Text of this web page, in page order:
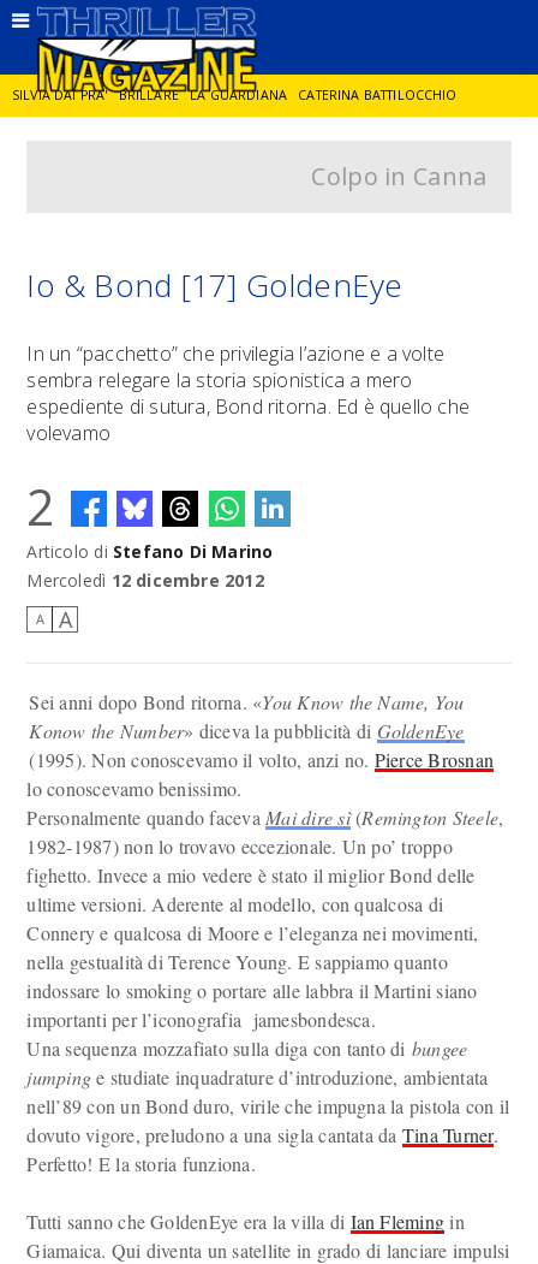
SILVIA DAI PRA' BRILLARE LA GUARDIANA CATERINA BATTILOCCHIO
GIANCARLO DE CATALDO
Colpo in Canna
Io & Bond [17] GoldenEye
In un “pacchetto” che privilegia l’azione e a volte
sembra relegare la storia spionistica a mero
espediente di sutura, Bond ritorna. Ed è quello che
volevamo
2
Articolo di Stefano Di Marino
Mercoledì 12 dicembre 2012
A A
Sei anni dopo Bond ritorna. «You Know the Name, You
Konow the Number» diceva la pubblicità di GoldenEye
(1995). Non conoscevamo il volto, anzi no. Pierce Brosnan
lo conoscevamo benissimo.
Personalmente quando faceva Mai dire sì(Remington Steele,
1982-1987) non lo trovavo eccezionale. Un po’ troppo
fighetto. Invece a mio vedere è stato il miglior Bond delle
ultime versioni. Aderente al modello, con qualcosa di
Connery e qualcosa di Moore e l’eleganza nei movimenti,
nella gestualità di Terence Young. E sappiamo quanto
indossare lo smoking o portare alle labbra il Martini siano
importanti per l’iconografia jamesbondesca.
Una sequenza mozzafiato sulla diga con tanto di bungee
jumpinge studiate inquadrature d’introduzione, ambientata
nell’89 con un Bond duro, virile che impugna la pistola con il
dovuto vigore, preludono a una sigla cantata da Tina Turner.
Perfetto! E la storia funziona.
Tutti sanno che GoldenEye era la villa di Ian Flemingin
Giamaica. Qui diventa un satellite in grado di lanciare impulsi